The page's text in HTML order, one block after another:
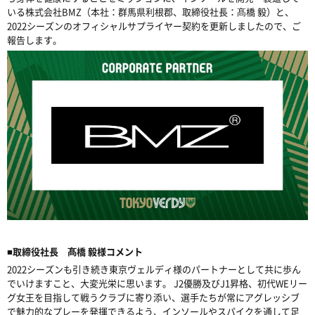
いる株式会社BMZ（本社：群馬県利根郡、取締役社長：髙橋 毅）と、
2022シーズンのオフィシャルサプライヤー契約を更新しましたので、ご
報告します。
■取締役社長 髙橋 毅様コメント
2022シーズンも引き続き東京ヴェルディ様のパートナーとして共に歩ん
でいけますこと、大変光栄に思います。 J2優勝及びJ1昇格、初代WEリー
グ女王を目指して戦うクラブに寄り添い、選手たちが常にアグレッシブ
で魅力的なプレーを発揮できるよう、インソールやスパイクを通して足